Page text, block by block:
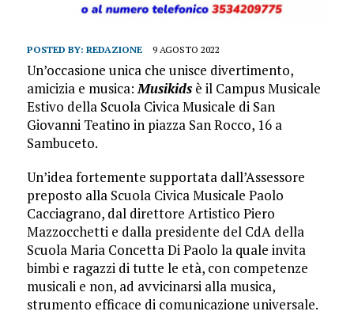
POSTED BY: REDAZIONE 9 AGOSTO 2022
Un’occasione unica che unisce divertimento,
amicizia e musica:Musikidsè il Campus Musicale
Estivo della Scuola Civica Musicale di San
Giovanni Teatino in piazza San Rocco, 16 a
Sambuceto.
Un’idea fortemente supportata dall’Assessore
preposto alla Scuola Civica Musicale Paolo
Cacciagrano, dal direttore Artistico Piero
Mazzocchetti e dalla presidente del CdA della
Scuola Maria Concetta Di Paolo la quale invita
bimbi e ragazzi di tutte le età, con competenze
musicali e non, ad avvicinarsi alla musica,
strumento efficace di comunicazione universale.